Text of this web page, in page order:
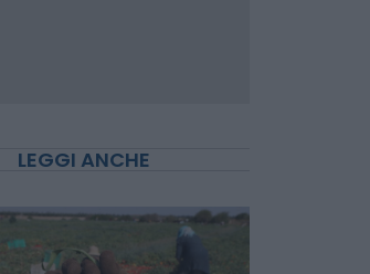
LEGGI ANCHE